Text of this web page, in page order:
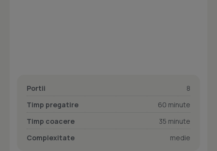
Portii
8
Timp pregatire
60 minute
Timp coacere
35 minute
Complexitate
medie